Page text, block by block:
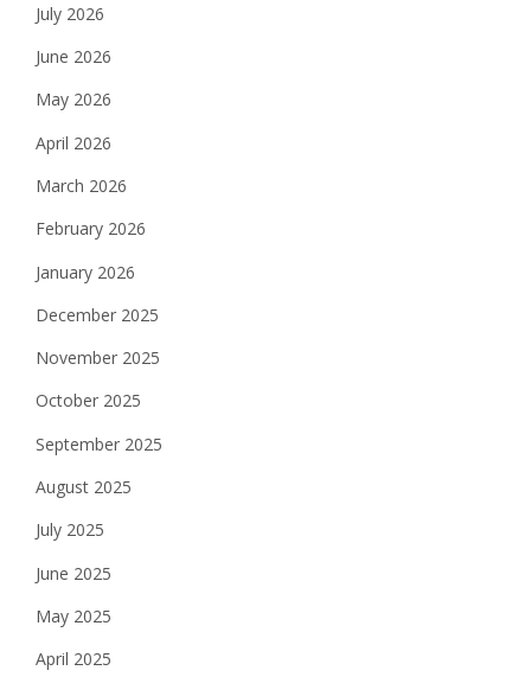
July 2026
June 2026
May 2026
April 2026
March 2026
February 2026
January 2026
December 2025
November 2025
October 2025
September 2025
August 2025
July 2025
June 2025
May 2025
April 2025